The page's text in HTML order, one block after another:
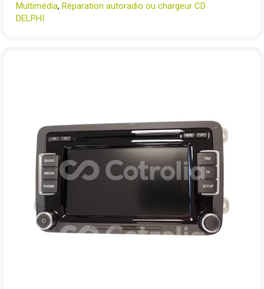
Multimédia, Réparation autoradio ou chargeur CD
DELPHI